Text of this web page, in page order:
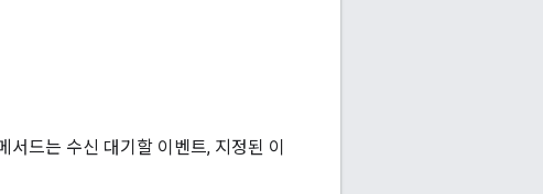
서드는 수신 대기할 이벤트, 지정된 이